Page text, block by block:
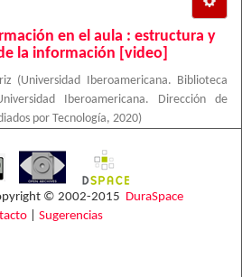
en el aula : estructura y
la información [video]
(Universidad Iberoamericana. Biblioteca
Iberoamericana. Dirección de
por Tecnología, 2020)
© 2002-2015 DuraSpace
| Sugerencias